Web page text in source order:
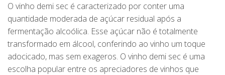
O vinho demi sec é caracterizado por conter uma
quantidade moderada de açúcar residual após a
fermentação alcoólica. Esse açúcar não é totalmente
transformado em álcool, conferindo ao vinho um toque
adocicado, mas sem exageros. O vinho demi sec é uma
escolha popular entre os apreciadores de vinhos que